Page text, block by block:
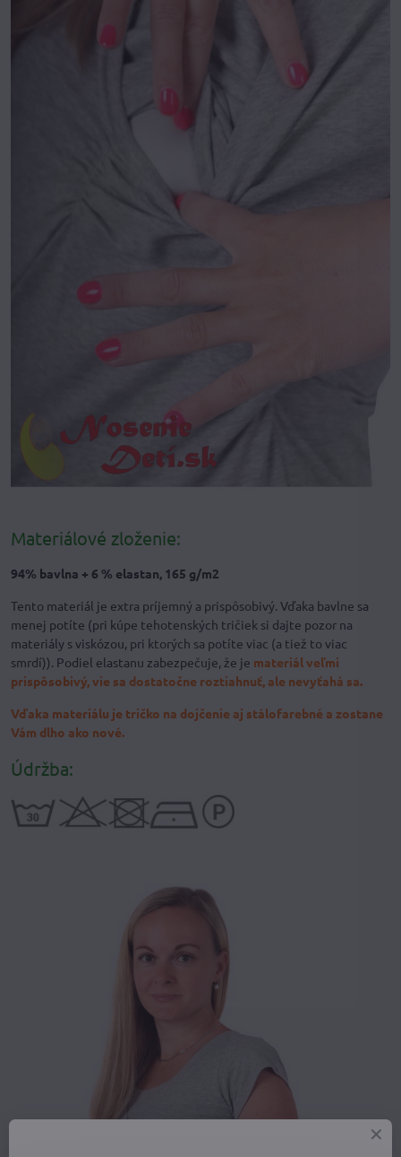
Materiálové zloženie:
94% bavlna + 6 % elastan, 165 g/m2
Tento materiál je extra príjemný a prispôsobivý. Vďaka bavlne sa
menej potíte (pri kúpe tehotenských tričiek si dajte pozor na
materiály s viskózou, pri ktorých sa potíte viac (a tiež to viac
smrdí)). Podiel elastanu zabezpečuje, že je materiál veľmi
prispôsobivý, vie sa dostatočne roztiahnuť, ale nevyťahá sa.
Vďaka materiálu je tričko na dojčenie aj stálofarebné a zostane
Vám dlho ako nové.
Údržba: